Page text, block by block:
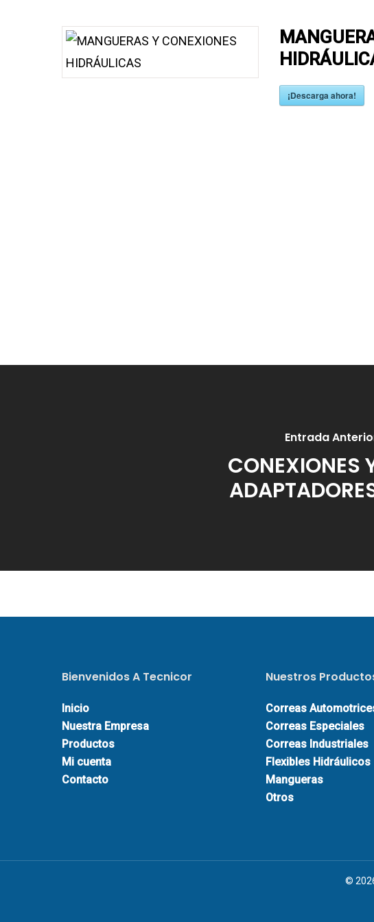
¡Descarga ahora!
Entrada
CONEXIONES
Bienvenidos A Tecnicor
Inicio
Nuestra Empresa
Productos
Mi cuenta
Contacto
Nuestros
Correas
Correas Especiales
Correas Industriales
Flexibles Hidráulicos
Mangueras
Otros
©